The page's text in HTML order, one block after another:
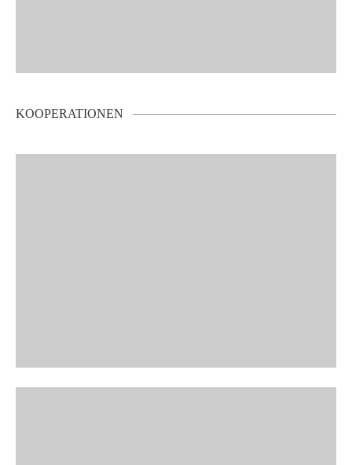
KOOPERATIONEN